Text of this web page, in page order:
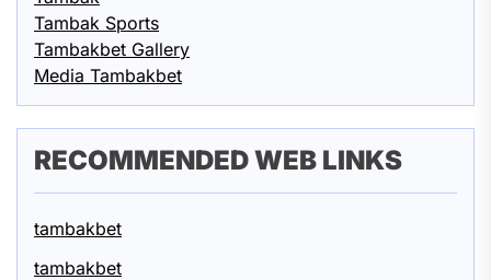
Tambak Sports
Tambakbet Gallery
Media Tambakbet
RECOMMENDED WEB LINKS
tambakbet
tambakbet